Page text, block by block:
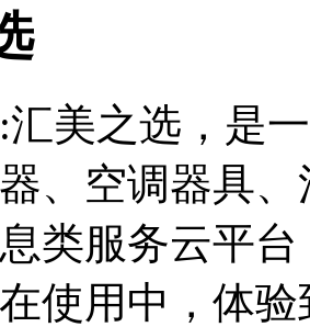
汇美之选，是
、空调器具
类服务云平
使用中，体